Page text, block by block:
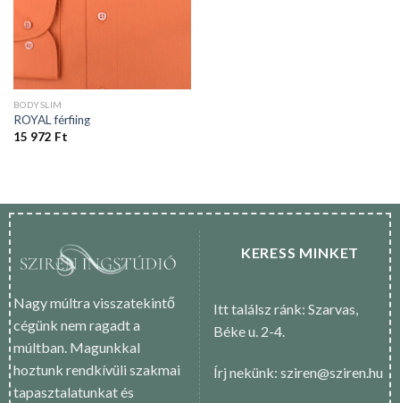
BODYSLIM
ROYAL férfiing
15 972 Ft
Nagy múltra visszatekintő
cégünk nem ragadt a
múltban. Magunkkal
hoztunk rendkívüli szakmai
tapasztalatunkat és
KERESS MINKET
Itt találsz ránk: Szarvas,
Béke u. 2-4.
Írj nekünk: sziren@sziren.hu